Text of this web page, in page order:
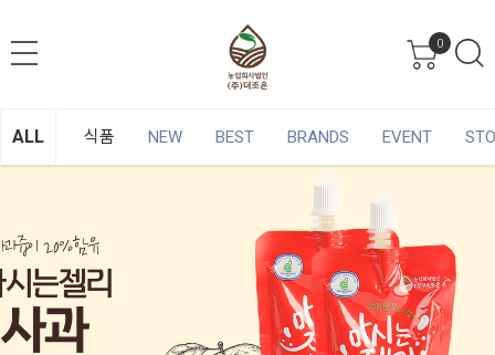
0
ALL 식품 NEW BEST BRANDS EVENT